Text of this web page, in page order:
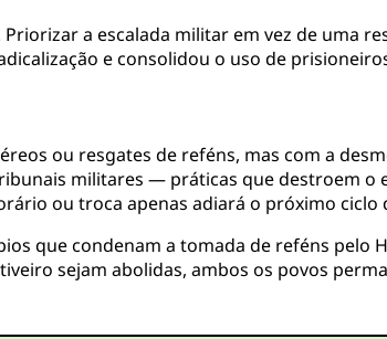
a escalada militar em vez de uma
e consolidou o uso de
ou resgates de reféns, mas com a
militares — práticas que destroem
ou troca apenas adiará o próximo
que condenam a tomada de reféns
sejam abolidas, ambos os povos